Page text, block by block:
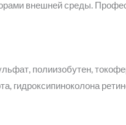
внешней среды.
полиизобутен,
гидроксипиноколона